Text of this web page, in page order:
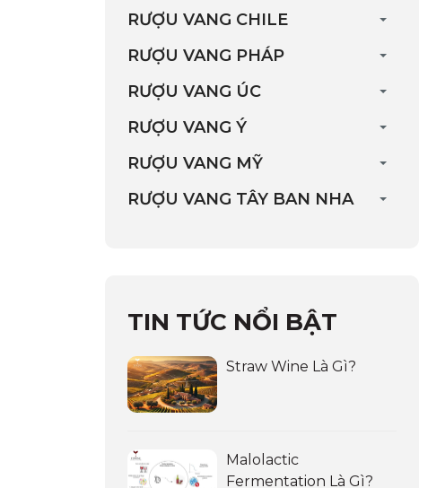
RƯỢU VANG CHILE
RƯỢU VANG PHÁP
RƯỢU VANG ÚC
RƯỢU VANG Ý
RƯỢU VANG MỸ
RƯỢU VANG TÂY BAN NHA
TIN TỨC NỔI BẬT
Straw Wine Là Gì?
Malolactic
Fermentation Là Gì?